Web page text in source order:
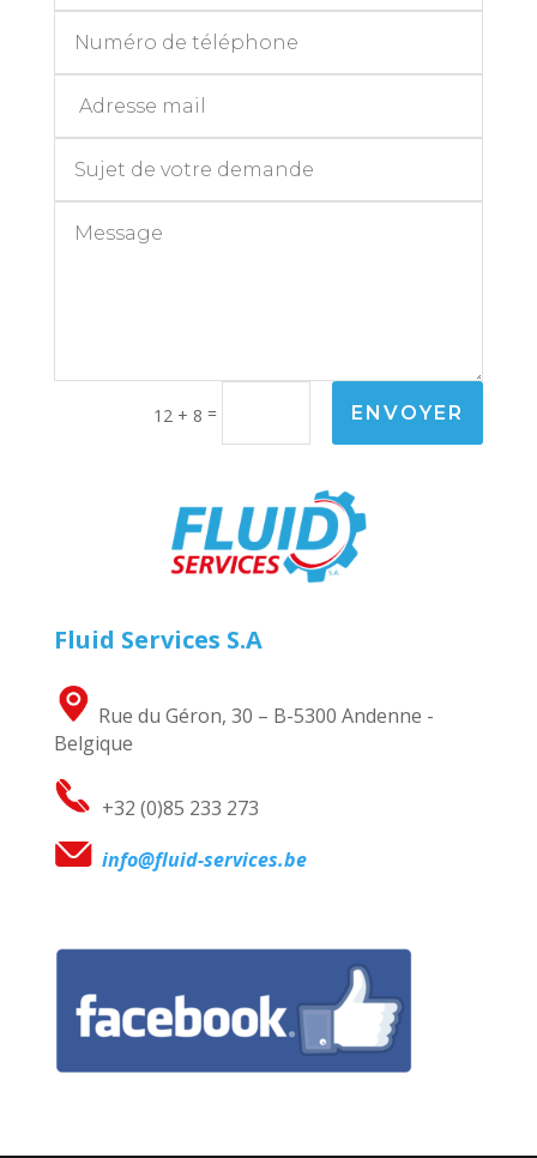
12 + 8 = ENVOYER
Fluid Services S.A
Rue du Géron, 30 – B-5300 Andenne -
Belgique
+32 (0)85 233 273
info@fluid-services.be